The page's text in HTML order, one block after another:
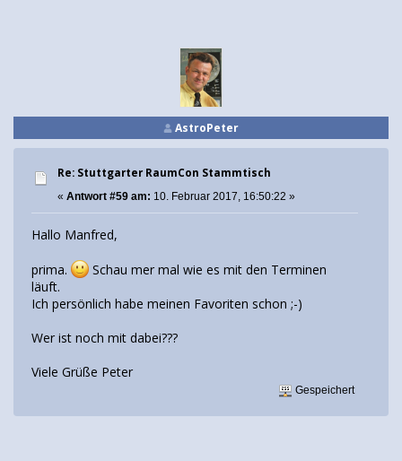
AstroPeter
Re: Stuttgarter RaumCon Stammtisch
« Antwort #59 am: 10. Februar 2017, 16:50:22 »
Hallo Manfred,
prima.
Schau mer mal wie es mit den Terminen
läuft.
Ich persönlich habe meinen Favoriten schon ;-)
Wer ist noch mit dabei???
Viele Grüße Peter
Gespeichert